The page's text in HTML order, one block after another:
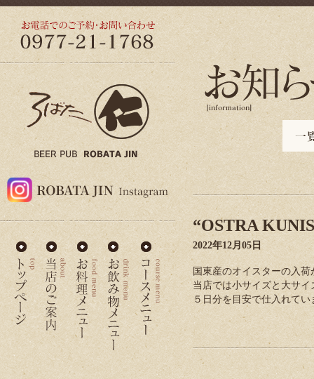
“OSTRA
2022年12月05日
国東産のオイスターの入
当店では小サイズと大サ
５日分を目安で仕入れて